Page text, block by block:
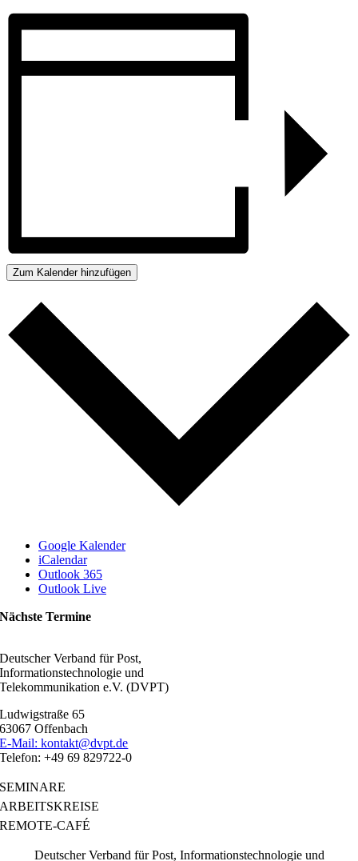
Zum Kalender hinzufügen
Google Kalender
iCalendar
Outlook 365
Outlook Live
Nächste Termine
Deutscher Verband für Post,
Informationstechnologie und
Telekommunikation e.V. (DVPT)
Ludwigstraße 65
63067 Offenbach
E-Mail: kontakt@dvpt.de
Telefon: +49 69 829722-0
SEMINARE
ARBEITSKREISE
REMOTE-CAFÉ
Deutscher Verband für Post, Informationstechnologie und